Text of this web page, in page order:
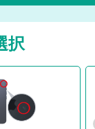
択